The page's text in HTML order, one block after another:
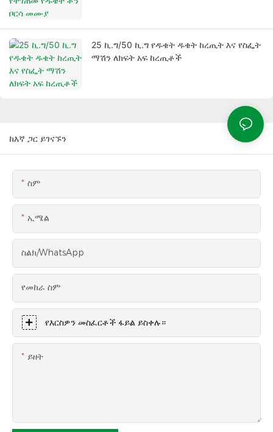
25 ኪ.ግ/50 ኪ.ግ የዱቄት ዱቄት ከረጢት እና የስፌት
ማሽን ለክፍት አፍ ከረጢቶች
ከእኛ ጋር ይገናኙን
ስም
ኢሜል
ስልክ/WhatsApp
የመከራ ስም
የእርስዎን መስፈርቶች ፋይል ይስቀሉ።
ይዘት